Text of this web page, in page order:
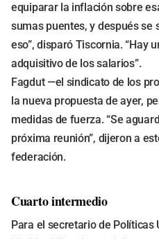
equiparar la inflación sobre
sumas puentes, y después se
eso”, disparó Tiscornia. “Hay
adquisitivo de los salarios”.
Fagdut —el sindicato de los
la nueva propuesta de ayer,
medidas de fuerza. “Se
próxima reunión”, dijeron a
federación.
Cuarto intermedio
Para el secretario de Políticas